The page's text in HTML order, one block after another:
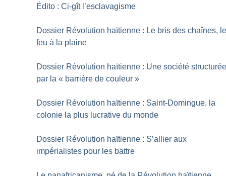
Édito : Ci-gît l’esclavagisme
Dossier Révolution haïtienne : Le bris des chaînes,
feu à la plaine
Dossier Révolution haïtienne : Une société
par la « barrière de couleur »
Dossier Révolution haïtienne : Saint-Domingue, la
colonie la plus lucrative du monde
Dossier Révolution haïtienne : S’allier aux
impérialistes pour les battre